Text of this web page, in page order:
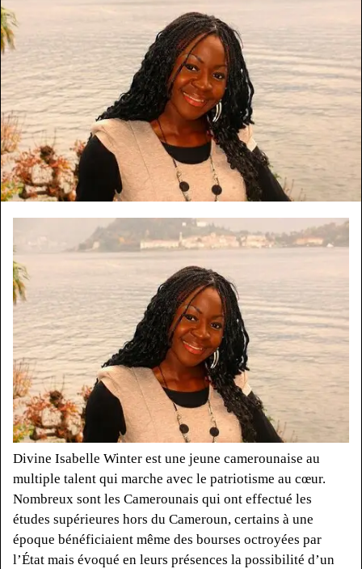
Divine Isabelle Winter est une jeune camerounaise au
multiple talent qui marche avec le patriotisme au cœur.
Nombreux sont les Camerounais qui ont effectué les
études supérieures hors du Cameroun, certains à une
époque bénéficiaient même des bourses octroyées par
l’État mais évoqué en leurs présences la possibilité d’un